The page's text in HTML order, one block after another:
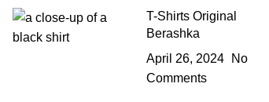
T-Shirts Original
Berashka
April 26, 2024
No
Comments